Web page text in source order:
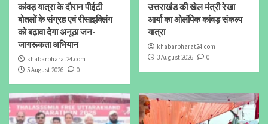
कांवड़ यात्रा के दौरान पीईटी
बोतलों के संग्रह एवं रीसाइक्लिंग
को बढ़ावा देगा अनूठा जन-
जागरूकता अभियान
khabarbharat24.com
5 August 2026
0
उत्तराखंड की खेल मंत्री रेखा
आर्या का ओलंपिक कांवड़ संकल्प
यात्रा
khabarbharat24.com
3 August 2026
0